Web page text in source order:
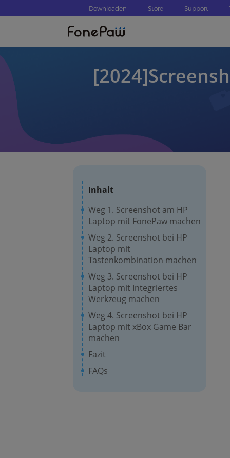
Downloaden Store Support
Inhalt
Weg 1. Screenshot am HP
Laptop mit FonePaw machen
Weg 2. Screenshot bei HP
Laptop mit
Tastenkombination machen
Weg 3. Screenshot bei HP
Laptop mit Integriertes
Werkzeug machen
Weg 4. Screenshot bei HP
Laptop mit xBox Game Bar
machen
Fazit
FAQs